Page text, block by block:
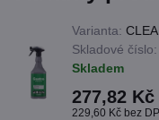
Varianta:
Skladové číslo:
Skladem
277,82 Kč
229,60 Kč bez